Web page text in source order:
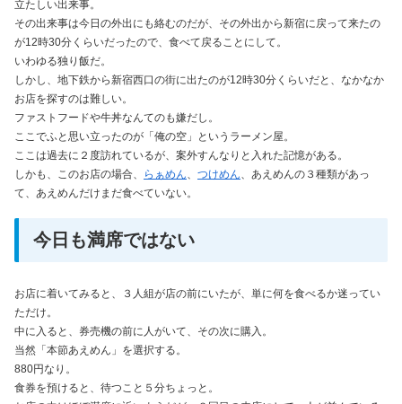
立たしい出来事。
その出来事は今日の外出にも絡むのだが、その外出から新宿に戻って来たの
が12時30分くらいだったので、食べて戻ることにして。
いわゆる独り飯だ。
しかし、地下鉄から新宿西口の街に出たのが12時30分くらいだと、なかなか
お店を探すのは難しい。
ファストフードや牛丼なんてのも嫌だし。
ここでふと思い立ったのが「俺の空」というラーメン屋。
ここは過去に２度訪れているが、案外すんなりと入れた記憶がある。
しかも、このお店の場合、
らぁめん、 つけめん、あえめんの３種類があっ
て、あえめんだけまだ食べていない。
今日も満席ではない
お店に着いてみると、３人組が店の前にいたが、単に何を食べるか迷ってい
ただけ。
中に入ると、券売機の前に人がいて、その次に購入。
当然「本節あえめん」を選択する。
880円なり。
食券を預けると、待つこと５分ちょっと。